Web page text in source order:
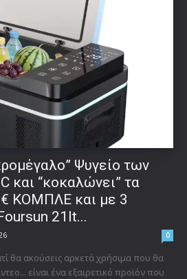
Ψυγείο των
και “κοκαλώνει” τα
ΚΟΜΠΛΕ και με 3
21lt...
0
θα ακούσεις αρκετά χρήσιμα που θα
είναι ένα εξαιρετικό προϊόν που